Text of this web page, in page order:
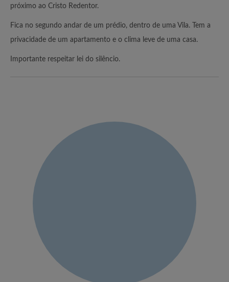
próximo ao Cristo Redentor.
Fica no segundo andar de um prédio, dentro de uma Vila. Tem a
privacidade de um apartamento e o clima leve de uma casa.
Importante respeitar lei do silêncio.